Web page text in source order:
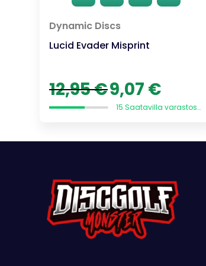
Dynamic Discs
Lucid Evader Misprint
12,95€ Alkuperäinen
hinta
oli:
9,07 €
on:
15 Saatavilla varastossa